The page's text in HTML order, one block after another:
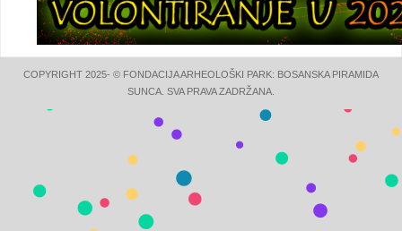
COPYRIGHT 2025- © FONDACIJA ARHEOLOŠKI PARK: BOSANSKA PIRAMIDA
SUNCA. SVA PRAVA ZADRŽANA.